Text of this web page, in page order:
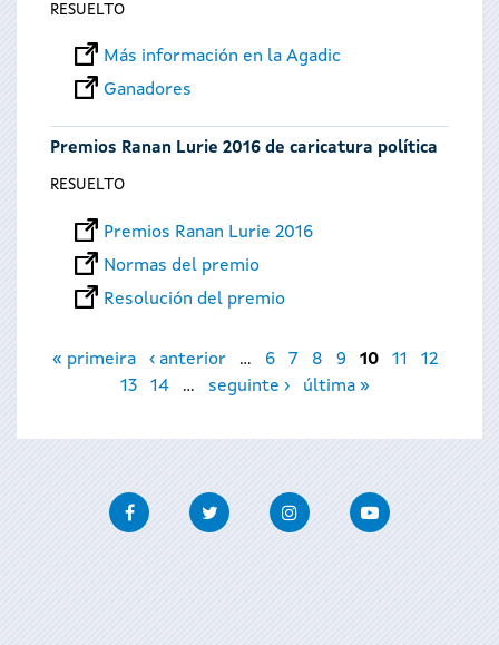
RESUELTO
Más información en la Agadic
Ganadores
Premios Ranan Lurie 2016 de caricatura política
RESUELTO
Premios Ranan Lurie 2016
Normas del premio
Resolución del premio
Páginas
« primeira ‹ anterior … 6 7 8 9 10 11
12
13
14 … seguinte › última »
FacebookTwitter InstagramYoutube